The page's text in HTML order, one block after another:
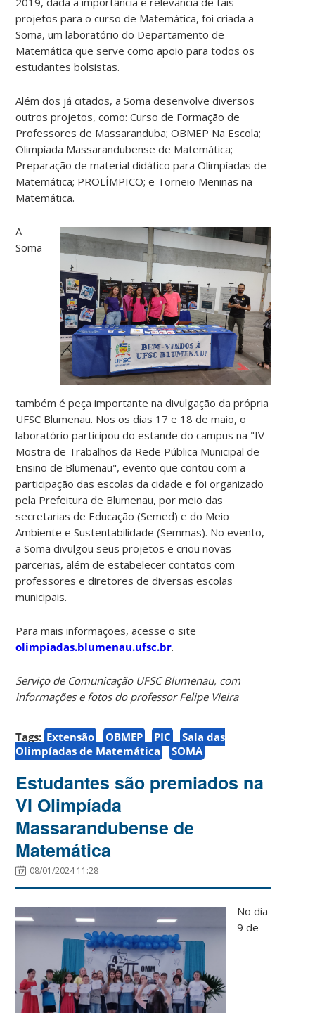
projetos para o curso de Matemática, foi criada a
Soma, um laboratório do Departamento de
Matemática que serve como apoio para todos os
estudantes bolsistas.
Além dos já citados, a Soma desenvolve diversos
outros projetos, como: Curso de Formação de
Professores de Massaranduba; OBMEP Na Escola;
Olimpíada Massarandubense de Matemática;
Preparação de material didático para Olimpíadas de
Matemática; PROLÍMPICO; e Torneio Meninas na
Matemática.
A
Soma
também é peça importante na divulgação da própria
UFSC Blumenau. Nos os dias 17 e 18 de maio, o
laboratório participou do estande do campus na "IV
Mostra de Trabalhos da Rede Pública Municipal de
Ensino de Blumenau", evento que contou com a
participação das escolas da cidade e foi organizado
pela Prefeitura de Blumenau, por meio das
secretarias de Educação (Semed) e do Meio
Ambiente e Sustentabilidade (Semmas). No evento,
a Soma divulgou seus projetos e criou novas
parcerias, além de estabelecer contatos com
professores e diretores de diversas escolas
municipais.
Para mais informações, acesse o site
olimpiadas.blumenau.ufsc.br.
Serviço de Comunicação UFSC Blumenau, com
informações e fotos do professor Felipe Vieira
Tags: Extensão OBMEP PIC
Sala das
Olimpíadas de Matemática
SOMA
Estudantes são premiados na
VI Olimpíada
Massarandubense de
Matemática
08/01/2024 11:28
No dia
9 de